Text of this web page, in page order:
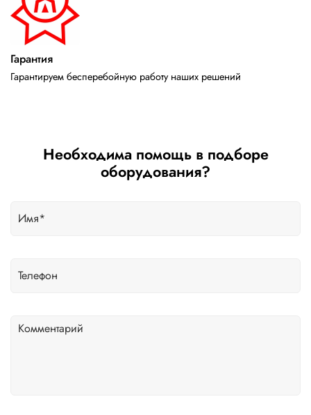
Гарантия
Гарантируем бесперебойную работу наших решений
Необходима помощь в подборе
оборудования?